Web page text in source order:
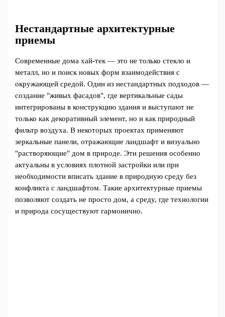
Нестандартные архитектурные
приемы
Современные дома хай-тек — это не только стекло и
металл, но и поиск новых форм взаимодействия с
окружающей средой. Один из нестандартных подходов —
создание "живых фасадов", где вертикальные сады
интегрированы в конструкцию здания и выступают не
только как декоративный элемент, но и как природный
фильтр воздуха. В некоторых проектах применяют
зеркальные панели, отражающие ландшафт и визуально
"растворяющие" дом в природе. Эти решения особенно
актуальны в условиях плотной застройки или при
необходимости вписать здание в природную среду без
конфликта с ландшафтом. Такие архитектурные приемы
позволяют создать не просто дом, а среду, где технологии
и природа сосуществуют гармонично.